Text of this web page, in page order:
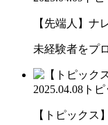
【先端人】
未経験者をプ
2025.04.08 ト
【トピックス